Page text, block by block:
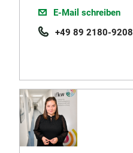
E-Mail schreiben
+49 89 2180-9208